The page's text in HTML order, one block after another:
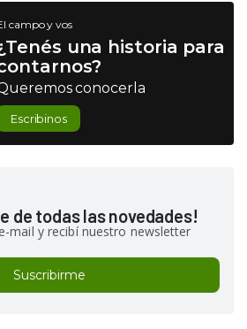
campo y vos
una historia para
conocerla
Escribinos
de todas las novedades!
mail y recibí nuestro newsletter
Suscribirme